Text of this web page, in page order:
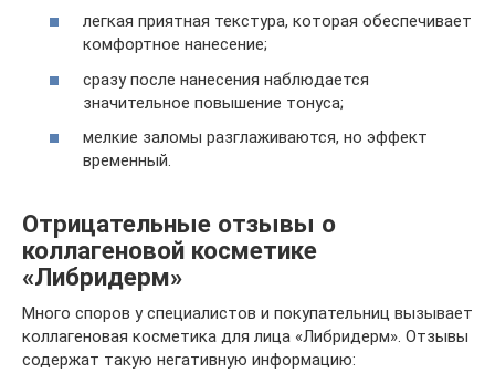
легкая приятная текстура, которая обеспечивает
комфортное нанесение;
сразу после нанесения наблюдается
значительное повышение тонуса;
мелкие заломы разглаживаются, но эффект
временный.
Отрицательные отзывы о
коллагеновой косметике
«Либридерм»
Много споров у специалистов и покупательниц вызывает
коллагеновая косметика для лица «Либридерм». Отзывы
содержат такую негативную информацию: